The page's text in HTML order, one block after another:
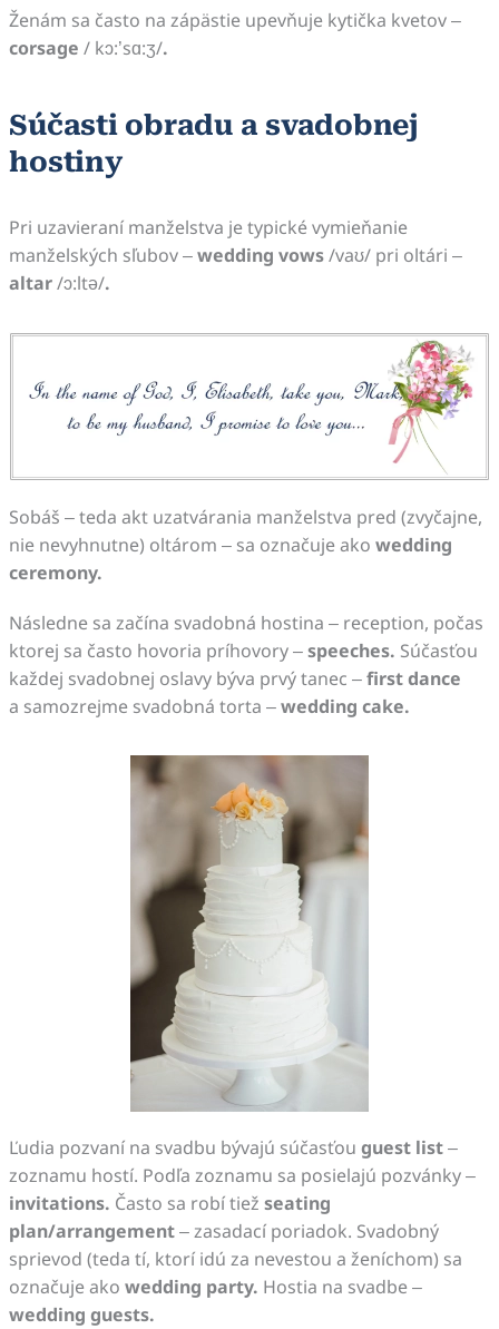
Ženám sa často na zápästie upevňuje kytička kvetov –
corsage/ kɔ:’sɑ:ʒ/.
Súčasti obradu a svadobnej
hostiny
Pri uzavieraní manželstva je typické vymieňanie
manželských sľubov –wedding vows/vaʊ/ pri oltári –
altar/ɔ:ltə/.
Sobáš – teda akt uzatvárania manželstva pred (zvyčajne,
nie nevyhnutne) oltárom – sa označuje akowedding
ceremony.
Následne sa začína svadobná hostina – reception, počas
ktorej sa často hovoria príhovory –speeches. Súčasťou
každej svadobnej oslavy býva prvý tanec –first dance
a samozrejme svadobná torta –wedding cake.
Ľudia pozvaní na svadbu bývajú súčasťouguest list–
zoznamu hostí. Podľa zoznamu sa posielajú pozvánky –
invitations. Často sa robí tiežseating
plan/arrangement– zasadací poriadok. Svadobný
sprievod (teda tí, ktorí idú za nevestou a ženíchom) sa
označuje akowedding party. Hostia na svadbe –
wedding guests.